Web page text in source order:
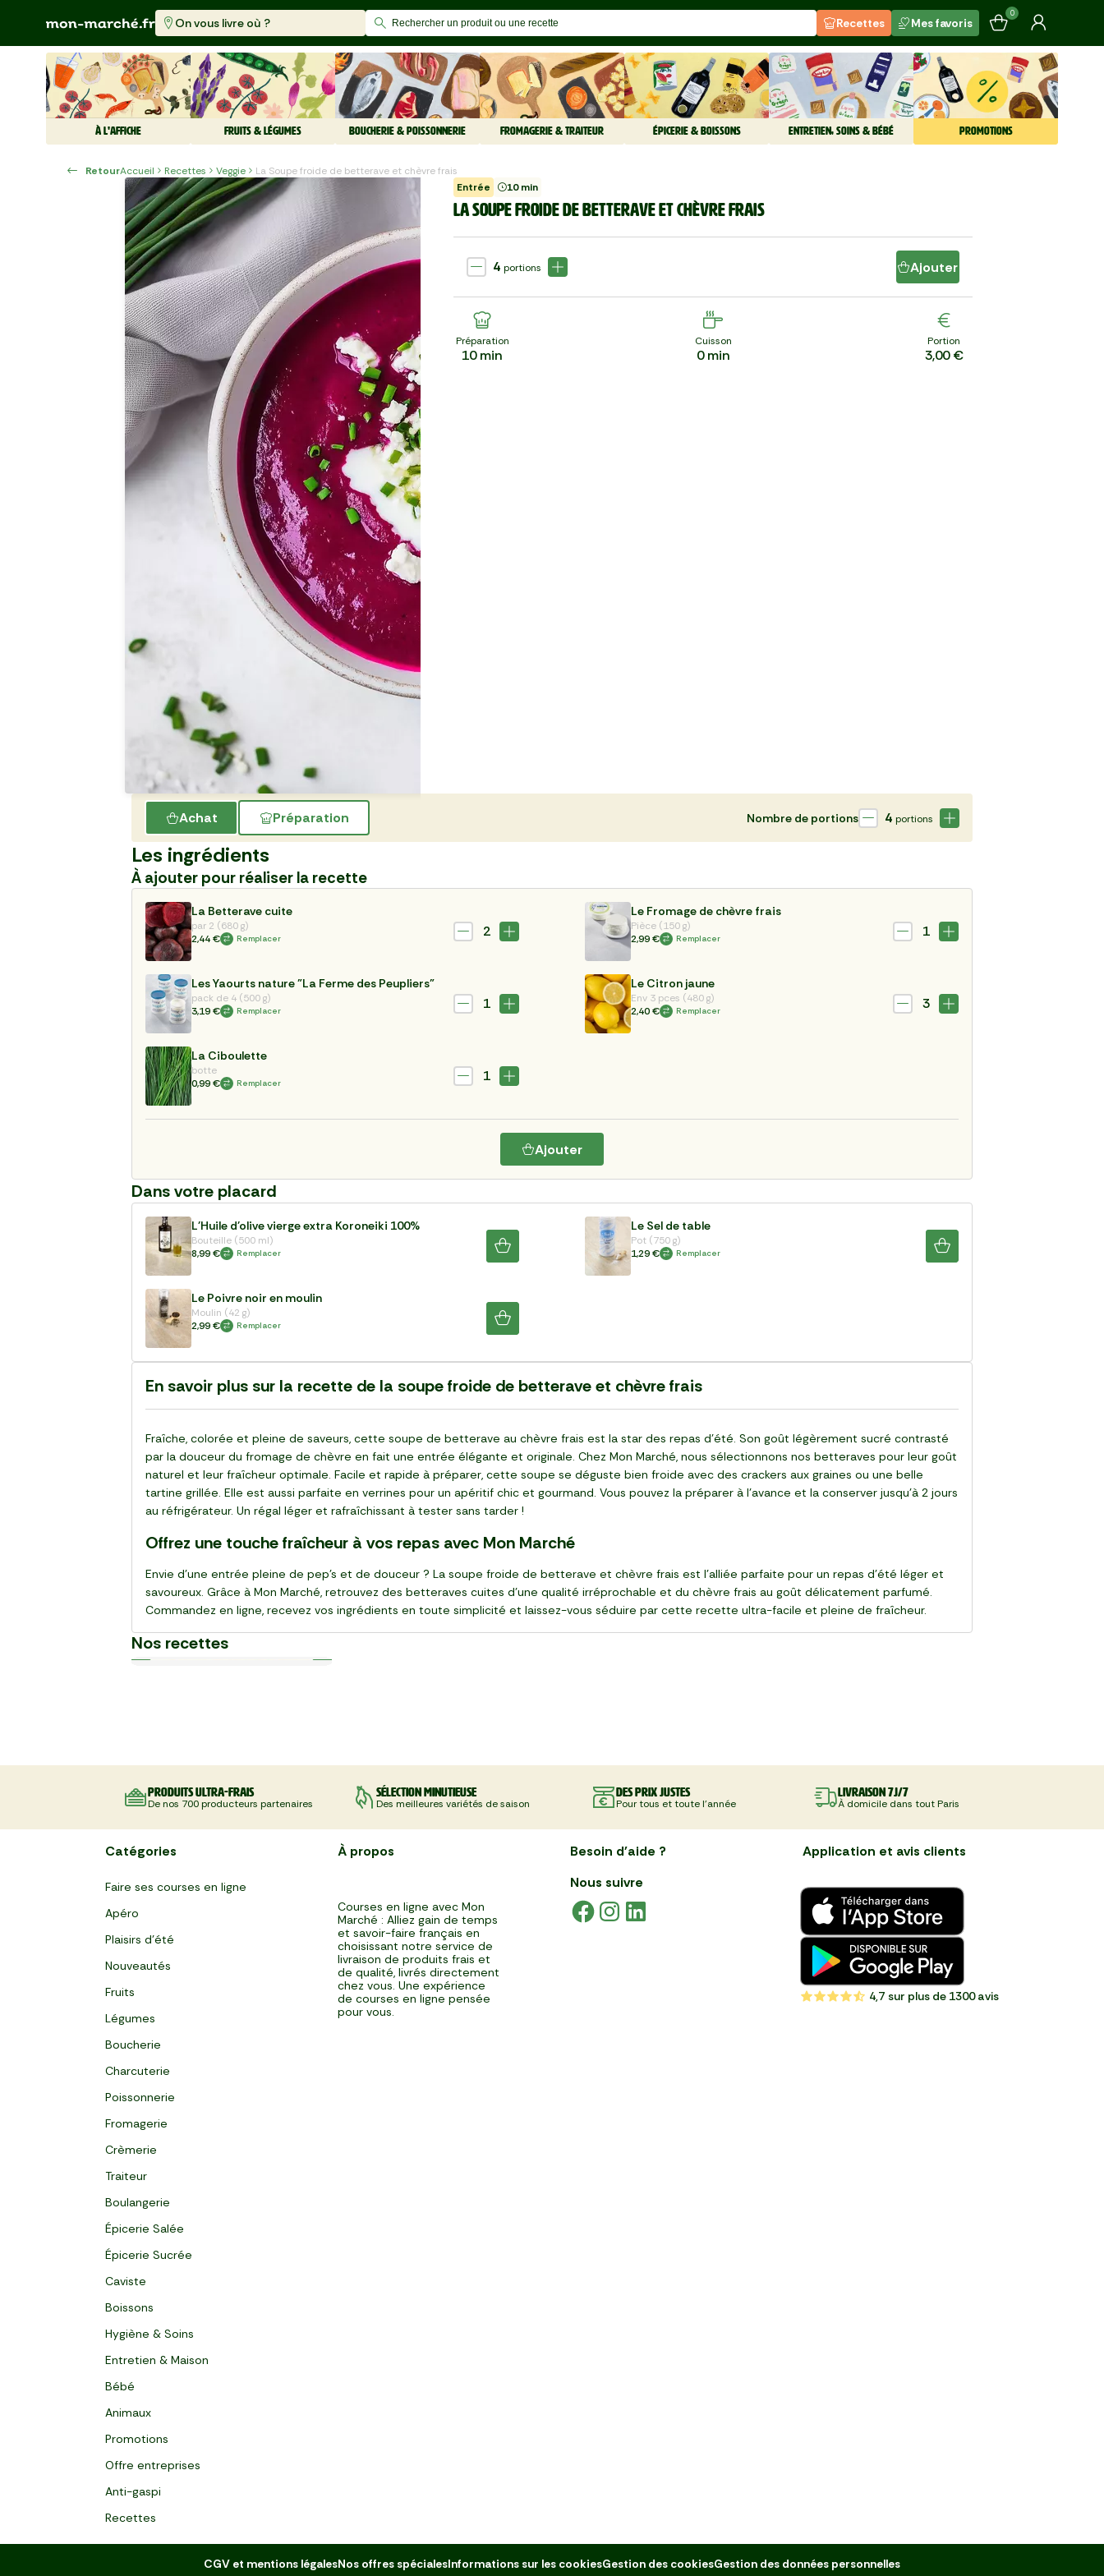
On vous livre où ? Recettes Mes favoris
0
À L'AFFICHE FRUITS & LÉGUMES BOUCHERIE & POISSONNERIE FROMAGERIE & TRAITEUR ÉPICERIE & BOISSONS ENTRETIEN, SOINS & BÉBÉ PROMOTIONS
RetourAccueil Recettes Veggie
La Soupe froide de betterave et chèvre frais
Entrée
10 min
LA SOUPE FROIDE DE BETTERAVE ET CHÈVRE FRAIS
Préparation
10min
Cuisson
0min
Portion
3,00 €
4 portions Ajouter
Achat Préparation Nombre de portions 4 portions
Les ingrédients
À ajouter pour réaliser la recette
La Betterave cuite
par 2 (680 g)
2,44 €
Remplacer 2
Le Fromage de chèvre frais
Pièce (150 g)
2,99 €
Remplacer 1
Les Yaourts nature "La Ferme des Peupliers"
pack de 4 (500 g)
3,19 €
Remplacer 1
Le Citron jaune
Env 3 pces (480 g)
2,40 €
Remplacer 3
La Ciboulette
botte
0,99 €
Remplacer 1
Ajouter
Dans votre placard
L'Huile d'olive vierge extra Koroneiki 100%
Bouteille (500 ml)
8,99 €
Remplacer
Le Sel de table
Pot (750 g)
1,29 €
Remplacer
Le Poivre noir en moulin
Moulin (42 g)
2,99 €
Remplacer
En savoir plus sur la recette de la soupe froide de betterave et chèvre frais
Fraîche, colorée et pleine de saveurs, cette soupe de betterave au chèvre frais est la star des repas d’été. Son goût légèrement sucré contrasté
par la douceur du fromage de chèvre en fait une entrée élégante et originale. Chez Mon Marché, nous sélectionnons nos betteraves pour leur goût
naturel et leur fraîcheur optimale. Facile et rapide à préparer, cette soupe se déguste bien froide avec des crackers aux graines ou une belle
tartine grillée. Elle est aussi parfaite en verrines pour un apéritif chic et gourmand. Vous pouvez la préparer à l’avance et la conserver jusqu’à 2 jours
au réfrigérateur. Un régal léger et rafraîchissant à tester sans tarder !
Offrez une touche fraîcheur à vos repas avec Mon Marché
Envie d’une entrée pleine de pep’s et de douceur ? La soupe froide de betterave et chèvre frais est l’alliée parfaite pour un repas d’été léger et
savoureux. Grâce à Mon Marché, retrouvez des betteraves cuites d’une qualité irréprochable et du chèvre frais au goût délicatement parfumé.
Commandez en ligne, recevez vos ingrédients en toute simplicité et laissez-vous séduire par cette recette ultra-facile et pleine de fraîcheur.
Nos recettes
Produits ultra-frais
De nos 700 producteurs partenaires
Sélection minutieuse
Des meilleures variétés de saison
Des prix justes
Pour tous et toute l'année
Livraison 7J/7
À domicile dans tout Paris
Catégories
Faire ses courses en ligne
Apéro
Plaisirs d'été
Nouveautés
Fruits
Légumes
Boucherie
Charcuterie
Poissonnerie
Fromagerie
Crèmerie
Traiteur
Boulangerie
Épicerie Salée
Épicerie Sucrée
Caviste
Boissons
Hygiène & Soins
Entretien & Maison
Bébé
Animaux
Promotions
Offre entreprises
Anti-gaspi
Recettes
À propos
Courses en ligne avec Mon
Marché : Alliez gain de temps
et savoir-faire français en
choisissant notre service de
livraison de produits frais et
de qualité, livrés directement
chez vous. Une expérience
de courses en ligne pensée
pour vous.
Besoin d'aide ?
Nous suivre
Application et avis clients
4,7 sur plus de 1300 avis
CGV et mentions légalesNos offres spécialesInformations sur les cookiesGestion des cookiesGestion des données personnelles